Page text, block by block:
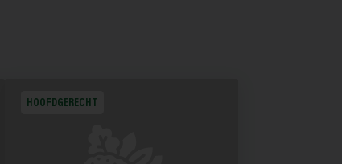
HOOFDGERECHT